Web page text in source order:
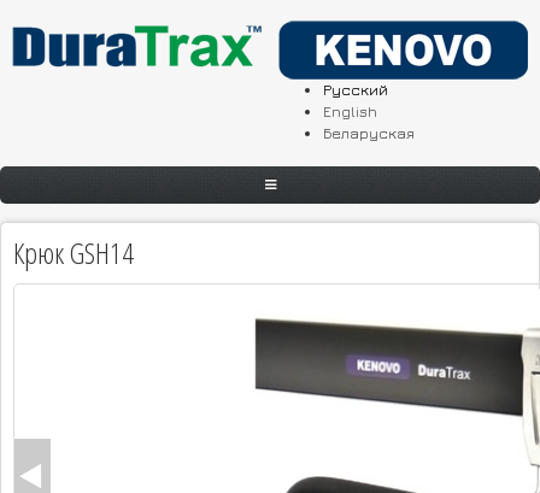
Перейти к основному содержанию
Русский
English
Беларуская
ГЛАВНАЯ
О КОМПАНИИ
ГДЕ КУПИТЬ
Крюк GSH14